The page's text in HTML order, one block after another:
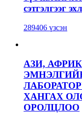
сэтгэлгээг
289406 үзсэн
АЗИ,
ХАНГАХ
ОРОЛЦЛОО